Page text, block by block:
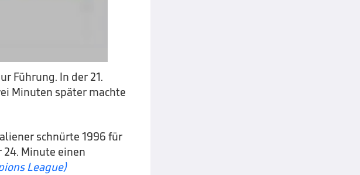
Führung. In der 21.
Minuten später machte
schnürte 1996 für
24. Minute einen
League)